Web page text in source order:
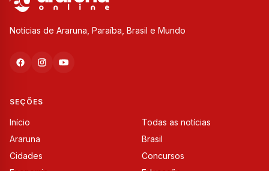
Notícias de Araruna, Paraíba, Brasil e Mundo
SEÇÕES
Início
Todas as notícias
Araruna
Brasil
Cidades
Concursos